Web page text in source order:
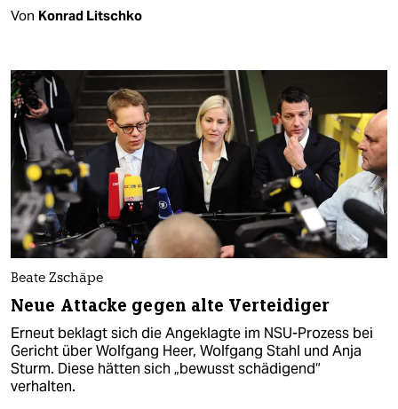
Von Konrad Litschko
Beate Zschäpe
Neue Attacke gegen alte Verteidiger
Erneut beklagt sich die Angeklagte im NSU-Prozess bei
Gericht über Wolfgang Heer, Wolfgang Stahl und Anja
Sturm. Diese hätten sich „bewusst schädigend“
verhalten.